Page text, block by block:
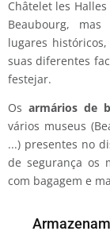
Châtelet les
Beaubourg,
lugares
suas diferentes
festejar.
Os armários de
vários museus
...) presentes no
de segurança os
com bagagem e